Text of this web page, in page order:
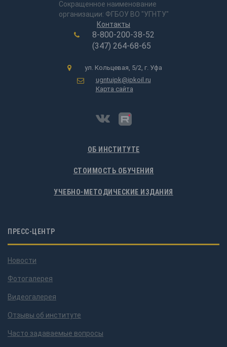
Сокращенное наименование
организации: ФГБОУ ВО "УГНТУ"
Контакты
8-800-200-38-52
(347) 264-68-65
ул. Кольцевая, 5/2, г. Уфа
ugntuipk@ipkoil.ru
Карта сайта
ОБ ИНСТИТУТЕ
СТОИМОСТЬ ОБУЧЕНИЯ
УЧЕБНО-МЕТОДИЧЕСКИЕ ИЗДАНИЯ
ПРЕСС-ЦЕНТР
Новости
Фотогалерея
Видеогалерея
Отзывы об институте
Часто задаваемые вопросы